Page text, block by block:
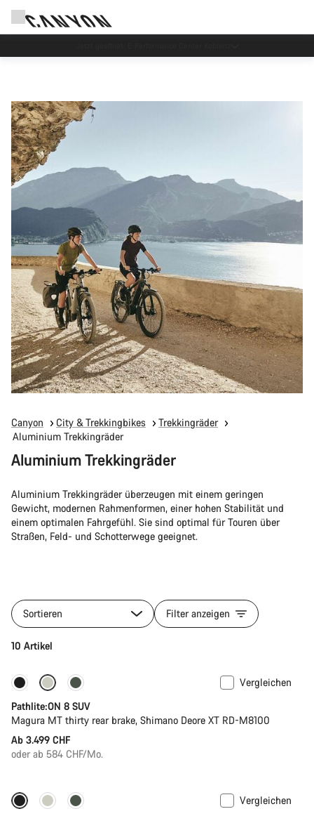
Canyon City & Trekkingbikes
Trekkingräder
Aluminium Trekkingräder
Aluminium Trekkingräder
Aluminium Trekkingräder überzeugen mit einem geringen
Gewicht, modernen Rahmenformen, einer hohen Stabilität und
einem optimalen Fahrgefühl. Sie sind optimal für Touren über
Straßen, Feld- und Schotterwege geeignet.
Sortieren Filter anzeigen
10 Artikel
Neue Verfügbarkeiten
Vergleichen
Pathlite:ON 8 SUV
Magura MT thirty rear brake, Shimano Deore XT RD-M8100
Ab 3.499 CHF
oder ab 584 CHF/Mo.
Vergleichen